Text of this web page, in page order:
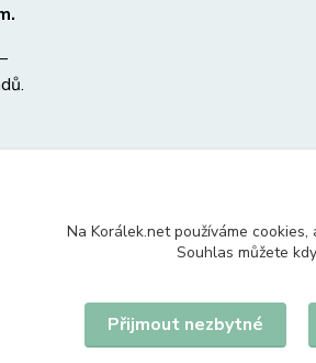
Na Korálek.net používáme
Souhlas můžete
Přijmout nezbytné